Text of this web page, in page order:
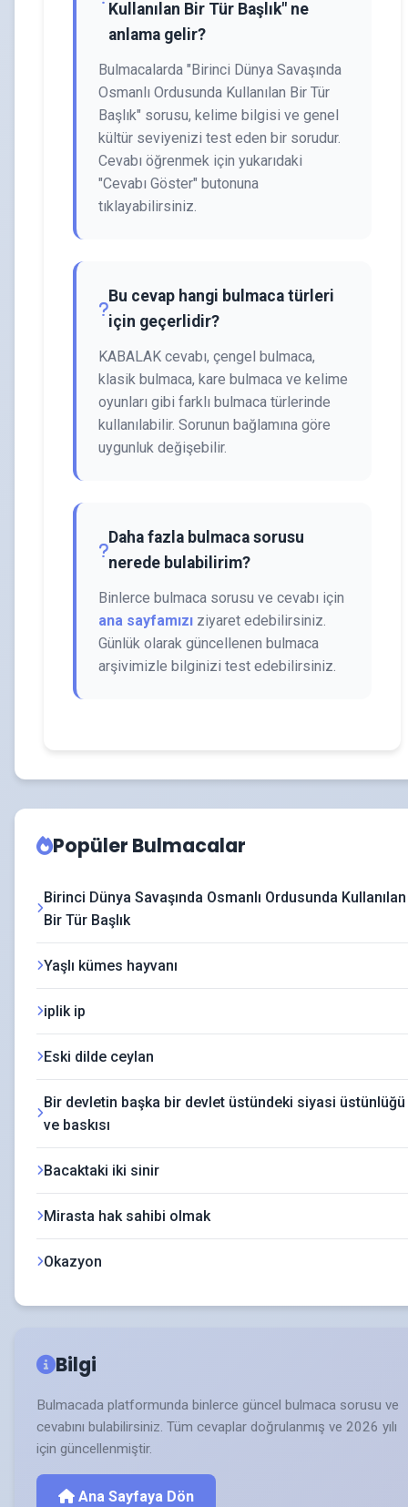
Kullanılan Bir Tür Başlık" ne
anlama gelir?
Bulmacalarda "Birinci Dünya Savaşında
Osmanlı Ordusunda Kullanılan Bir Tür
Başlık" sorusu, kelime bilgisi ve genel
kültür seviyenizi test eden bir sorudur.
Cevabı öğrenmek için yukarıdaki
"Cevabı Göster" butonuna
tıklayabilirsiniz.
Bu cevap hangi bulmaca türleri
için geçerlidir?
KABALAK cevabı, çengel bulmaca,
klasik bulmaca, kare bulmaca ve kelime
oyunları gibi farklı bulmaca türlerinde
kullanılabilir. Sorunun bağlamına göre
uygunluk değişebilir.
Daha fazla bulmaca sorusu
nerede bulabilirim?
Binlerce bulmaca sorusu ve cevabı için
ana sayfamızı ziyaret edebilirsiniz.
Günlük olarak güncellenen bulmaca
arşivimizle bilginizi test edebilirsiniz.
Popüler Bulmacalar
Birinci Dünya Savaşında Osmanlı Ordusunda Kullanılan
Bir Tür Başlık
Yaşlı kümes hayvanı
iplik ip
Eski dilde ceylan
Bir devletin başka bir devlet üstündeki siyasi üstünlüğü
ve baskısı
Bacaktaki iki sinir
Mirasta hak sahibi olmak
Okazyon
Bilgi
Bulmacada platformunda binlerce güncel bulmaca sorusu ve
cevabını bulabilirsiniz. Tüm cevaplar doğrulanmış ve 2026 yılı
için güncellenmiştir.
Ana Sayfaya Dön